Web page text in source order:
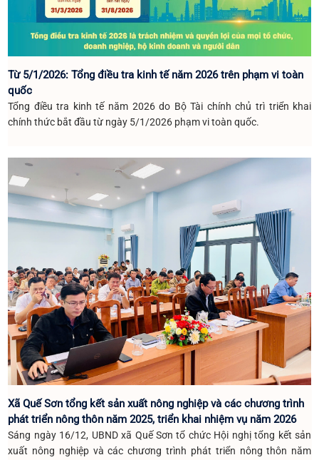
Từ 5/1/2026: Tổng điều tra kinh tế năm 2026 trên phạm vi toàn
quốc
Tổng điều tra kinh tế năm 2026 do Bộ Tài chính chủ trì triển khai
chính thức bắt đầu từ ngày 5/1/2026 phạm vi toàn quốc.
Xã Quế Sơn tổng kết sản xuất nông nghiệp và các chương trình
phát triển nông thôn năm 2025, triển khai nhiệm vụ năm 2026
Sáng ngày 16/12, UBND xã Quế Sơn tổ chức Hội nghị tổng kết sản
xuất nông nghiệp và các chương trình phát triển nông thôn năm